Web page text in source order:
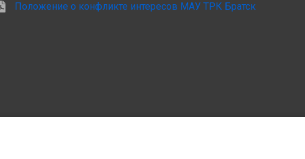
Положение о конфликте интересов МАУ ТРК Братск